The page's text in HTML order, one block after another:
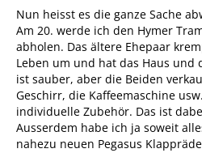
Nun heisst es die ganze Sache
Am 20. werde ich den Hymer
abholen. Das ältere Ehepaar
Leben um und hat das Haus und
ist sauber, aber die Beiden
Geschirr, die Kaffeemaschine
individuelle Zubehör. Das ist
Ausserdem habe ich ja soweit
nahezu neuen Pegasus